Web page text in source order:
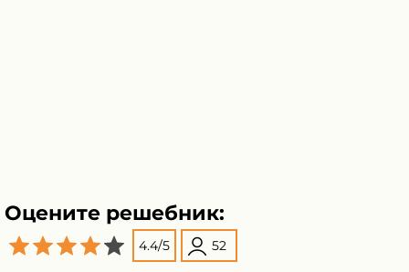
Оцените решебник:
4.4/5 52